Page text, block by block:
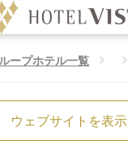
ープホテル一覧
ウェブサイトを表示